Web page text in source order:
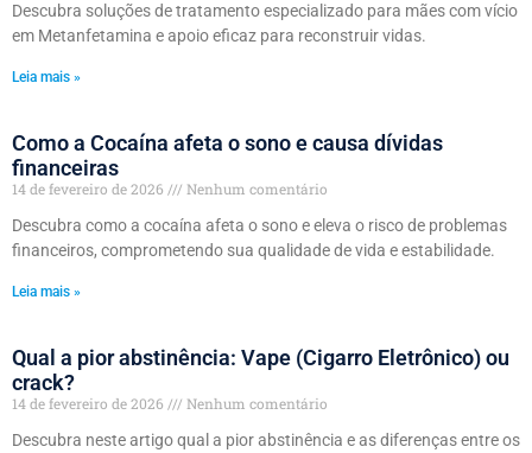
Descubra soluções de tratamento especializado para mães com vício
em Metanfetamina e apoio eficaz para reconstruir vidas.
Leia mais »
Como a Cocaína afeta o sono e causa dívidas
financeiras
14 de fevereiro de 2026
Nenhum comentário
Descubra como a cocaína afeta o sono e eleva o risco de problemas
financeiros, comprometendo sua qualidade de vida e estabilidade.
Leia mais »
Qual a pior abstinência: Vape (Cigarro Eletrônico) ou
crack?
14 de fevereiro de 2026
Nenhum comentário
Descubra neste artigo qual a pior abstinência e as diferenças entre os